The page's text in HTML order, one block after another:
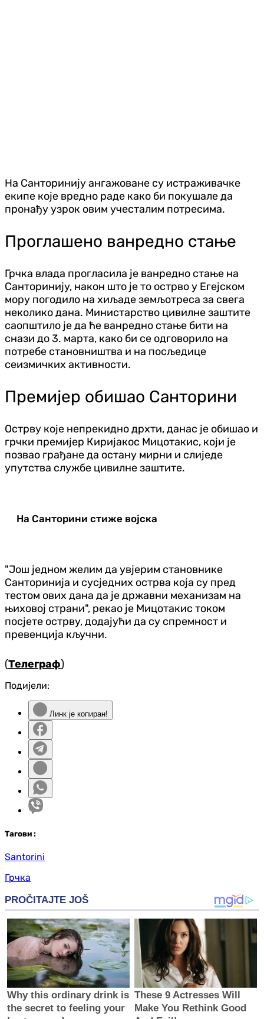
На Санторинију ангажоване су истраживачке
екипе које вредно раде како би покушале да
пронађу узрок овим учесталим потресима.
Проглашено ванредно стање
Грчка влада прогласила је ванредно стање на
Санторинију, након што је то острво у Егејском
мору погодило на хиљаде земљотреса за свега
неколико дана. Министарство цивилне заштите
саопштило је да ће ванредно стање бити на
снази до 3. марта, како би се одговорило на
потребе становништва и на посљедице
сеизмичких активности.
Премијер обишао Санторини
Острву које непрекидно дрхти, данас је обишао и
грчки премијер Киријакос Мицотакис, који је
позвао грађане да остану мирни и слиједе
упутства службе цивилне заштите.
На Санторини стиже војска
"Још једном желим да увјерим становнике
Санторинија и сусједних острва која су пред
тестом ових дана да је државни механизам на
њиховој страни", рекао је Мицотакис током
посјете острву, додајући да су спремност и
превенција кључни.
(Телеграф)
Подијели:
Линк је копиран!
Тагови :
Santorini
Грчка